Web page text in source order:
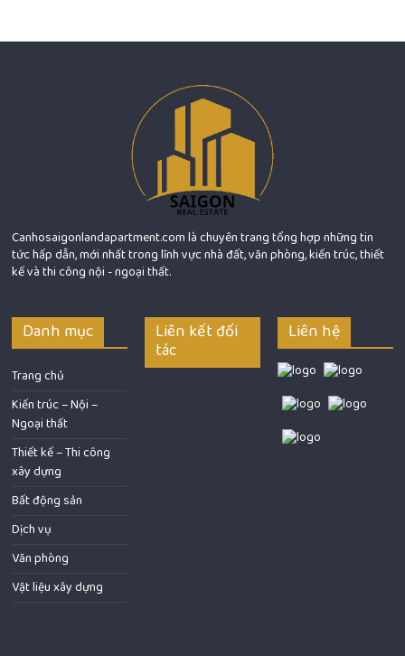
Canhosaigonlandapartment.com là chuyên trang tổng hợp những tin
tức hấp dẫn, mới nhất trong lĩnh vực nhà đất, văn phòng, kiến trúc, thiết
kế và thi công nội - ngoại thất.
Danh mục
Trang chủ
Kiến trúc – Nội –
Ngoại thất
Thiết kế – Thi công
xây dựng
Bất động sản
Dịch vụ
Văn phòng
Vật liệu xây dựng
Liên kết đối
tác
Liên hệ